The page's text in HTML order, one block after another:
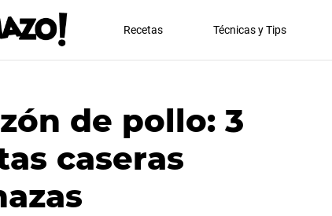
Recetas Técnicas y Tips
de pollo: 3
caseras